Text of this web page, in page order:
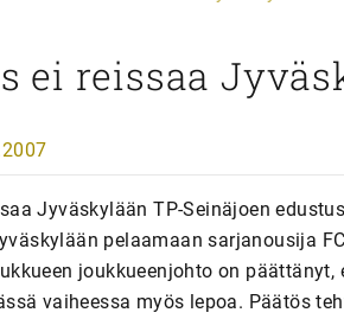
ei reissaa
Jyväskylään TP-Seinäjoen
pelaamaan sarjanousija
joukkueenjohto on
vaiheessa myös lepoa. Päätös